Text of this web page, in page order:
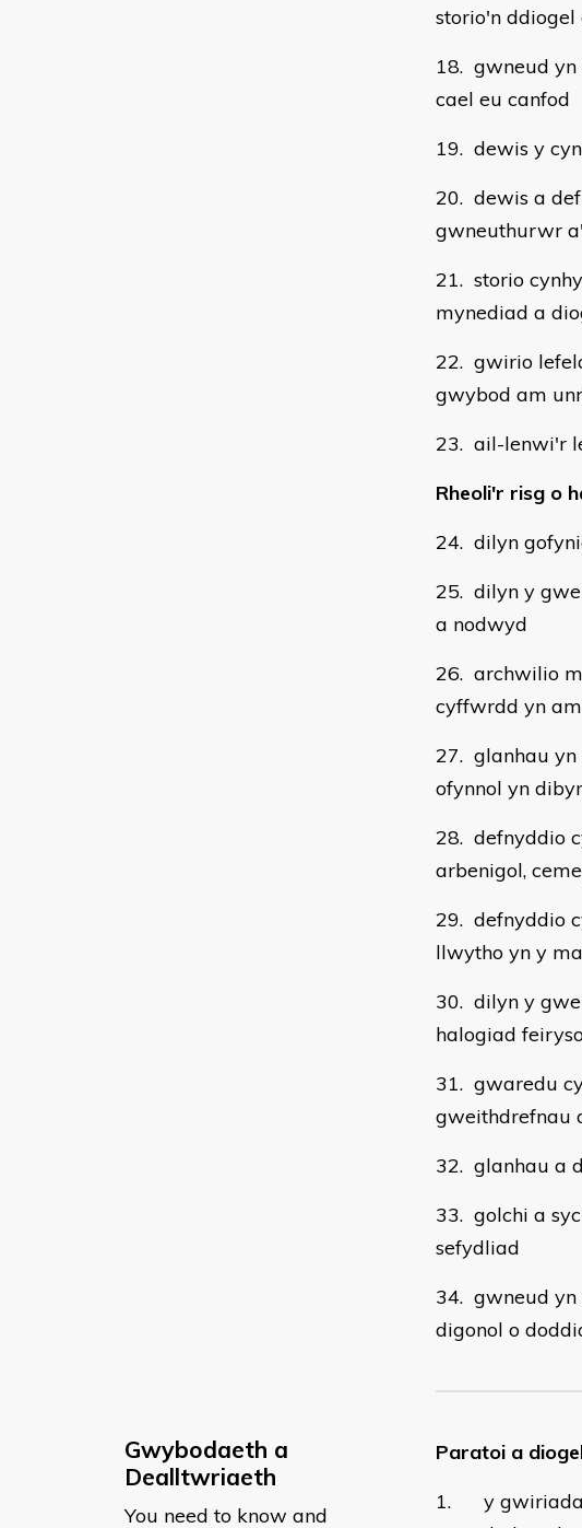
storio'n
18. gwneud
cael eu canfod
19. dewis y
20. dewis a
gwneuthurwr
21. storio
mynediad a
22. gwirio
gwybod am
23. ail-lenwi'r
Rheoli'r risg o
24. dilyn
25. dilyn y
a nodwyd
26. archwilio
cyffwrdd yn
27. glanhau yn
ofynnol yn
28. defnyddio
arbenigol,
29. defnyddio
llwytho yn y
30. dilyn y
halogiad
31. gwaredu
gweithdrefnau
32. glanhau a
33. golchi a
sefydliad
34. gwneud
digonol o
Gwybodaeth a
Dealltwriaeth
You need to know and
Paratoi a
1. y gwiriadau